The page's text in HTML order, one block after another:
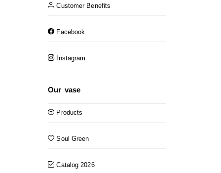
Customer Benefits
Facebook
Instagram
Our vase
Products
Soul Green
Catalog 2026